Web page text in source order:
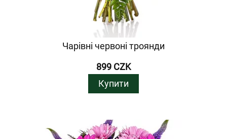
Чарівні червоні троянди
899 CZK
Купити